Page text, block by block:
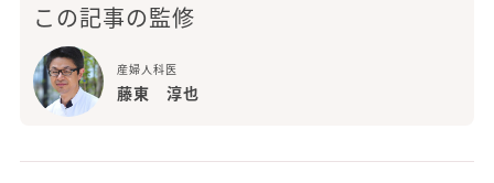
この記事の監修
産婦人科医
藤東 淳也